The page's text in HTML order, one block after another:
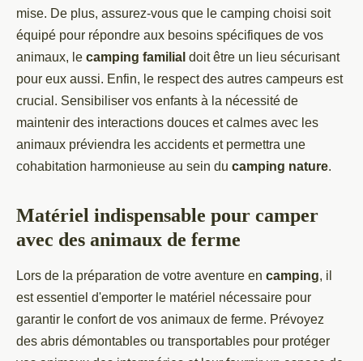
mise. De plus, assurez-vous que le camping choisi soit
équipé pour répondre aux besoins spécifiques de vos
animaux, le camping familial doit être un lieu sécurisant
pour eux aussi. Enfin, le respect des autres campeurs est
crucial. Sensibiliser vos enfants à la nécessité de
maintenir des interactions douces et calmes avec les
animaux préviendra les accidents et permettra une
cohabitation harmonieuse au sein du camping nature.
Matériel indispensable pour camper
avec des animaux de ferme
Lors de la préparation de votre aventure en camping, il
est essentiel d'emporter le matériel nécessaire pour
garantir le confort de vos animaux de ferme. Prévoyez
des abris démontables ou transportables pour protéger